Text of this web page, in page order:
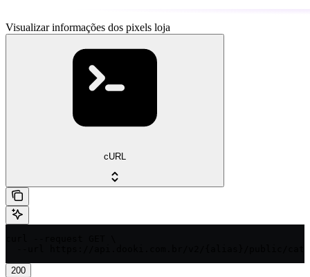
Visualizar informações dos pixels loja
cURL
200